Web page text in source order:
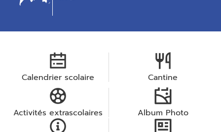
Calendrier scolaire Cantine
Activités extrascolaires Album Photo